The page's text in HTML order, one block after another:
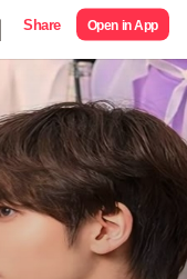
Share Open in App